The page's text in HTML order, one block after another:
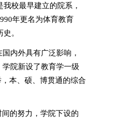
校最早建立的院系，
年更名为体育教育
。
内外具有广泛影响，
学院新设了教育学一级
本、硕、博贯通的综合
的努力，学院下设的